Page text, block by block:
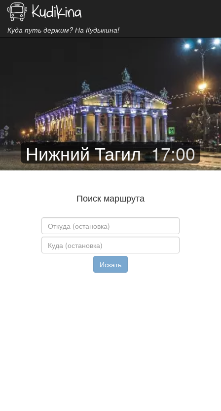
Куда путь держим? На Кудыкина!
Нижний Тагил 17:00
Поиск маршрута